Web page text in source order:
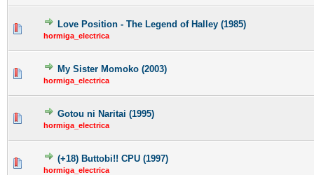
Love Position - The Legend of Halley (1985)
hormiga_electrica
My Sister Momoko (2003)
hormiga_electrica
Gotou ni Naritai (1995)
hormiga_electrica
(+18) Buttobi!! CPU (1997)
hormiga_electrica